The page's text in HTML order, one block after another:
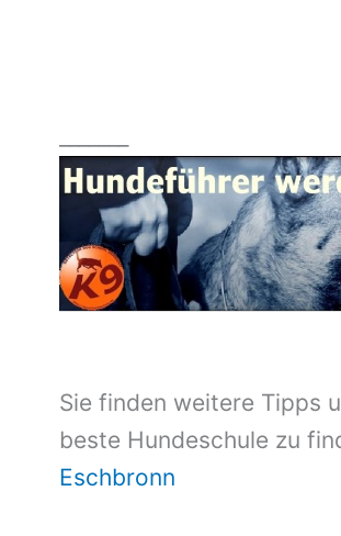
Sie finden weitere Tipps
beste Hundeschule zu
Eschbronn